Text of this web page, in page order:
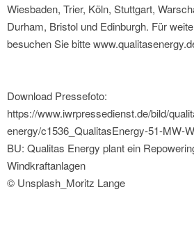
Wiesbaden, Trier, Köln, Stuttgart,
Durham, Bristol und Edinburgh. Für
besuchen Sie bitte
Download Pressefoto:
https://www.iwrpressedienst.de/bild/
energy/c1536_QualitasEnergy-51-MW-
BU: Qualitas Energy plant ein
Windkraftanlagen
© Unsplash_Moritz Lange